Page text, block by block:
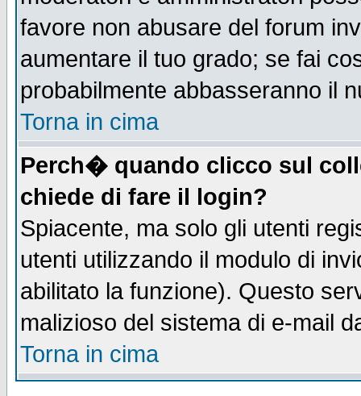
favore non abusare del forum
aumentare il tuo grado; se fai
probabilmente abbasseranno il
Torna in cima
Perch� quando clicco sul
chiede di fare il login?
Spiacente, ma solo gli utenti
utenti utilizzando il modulo di
abilitato la funzione). Questo
malizioso del sistema di e-mail
Torna in cima